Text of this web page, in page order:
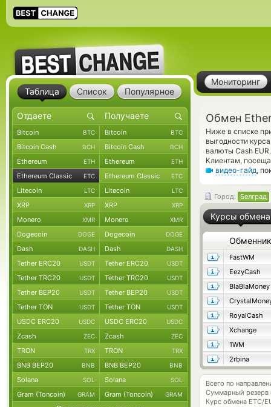
Мониторинг
Обмен
Ниже в списке
выгодности
валюты Cash
Клиентам,
видео-гайд,
Город: Белград
Курсы обмена
Обменник
FastWM
EezyCash
BlaBlaMoney
RoyalCash
Xchange
1WM
2rbina
Всего по
Суммарный резерв
Курс обмена ETC/
Таблица Список Популярное
Bitcoin BTC Bitcoin BTC
Bitcoin Cash BCH Bitcoin Cash BCH
Ethereum ETH Ethereum ETH
Ethereum Classic ETC Ethereum Classic ETC
Litecoin LTC Litecoin LTC
XRP XRP XRP XRP
Monero XMR Monero XMR
Dogecoin DOGE Dogecoin DOGE
Dash DASH Dash DASH
Tether ERC20 USDT Tether ERC20 USDT
Tether TRC20 USDT Tether TRC20 USDT
Tether BEP20 USDT Tether BEP20 USDT
Tether TON USDT Tether TON USDT
USDC ERC20 USDC USDC ERC20 USDC
Zcash ZEC Zcash ZEC
TRON TRX TRON TRX
BNB BEP20 BNB BNB BEP20 BNB
Solana SOL Solana SOL
Gram (Toncoin) GRAM Gram (Toncoin) GRAM